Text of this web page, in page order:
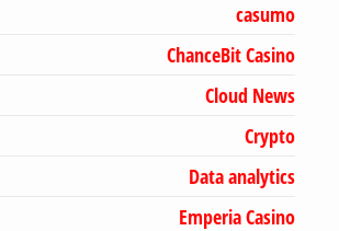
casumo
ChanceBit Casino
Cloud News
Crypto
Data analytics
Emperia Casino